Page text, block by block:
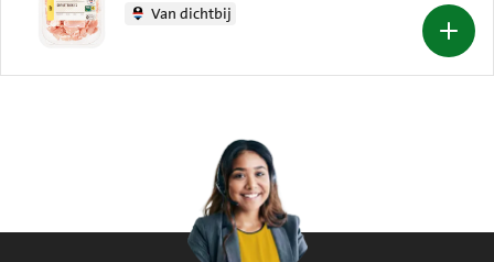
Van dichtbij